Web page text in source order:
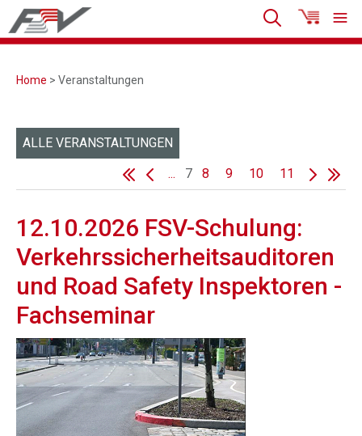
Home > Veranstaltungen
ALLE VERANSTALTUNGEN
...
7 8 9 10 11
12.10.2026 FSV-Schulung:
Verkehrssicherheitsauditoren
und Road Safety Inspektoren -
Fachseminar